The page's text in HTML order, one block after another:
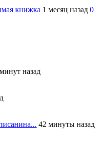
книжка 1 месяц назад 0
назад
42 минуты назад